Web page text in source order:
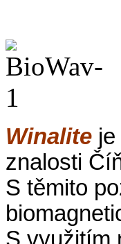
Winalite
znalosti
S těmito